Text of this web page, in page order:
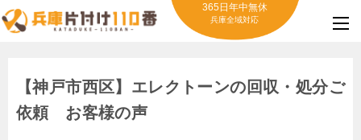
365日年中無休
兵庫全域対応
【神戸市西区】エレクトーンの回収・処分ご
依頼 お客様の声